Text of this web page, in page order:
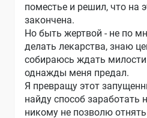
поместье и решил, что на
закончена.
Но быть жертвой - не по
делать лекарства, знаю
собираюсь ждать милости
однажды меня предал.
Я превращу этот
найду способ заработать
никому не позволю